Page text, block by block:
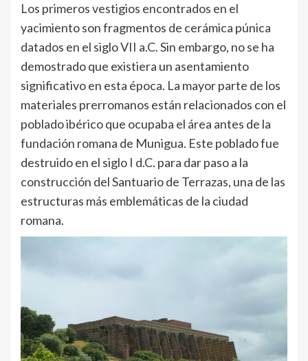
Los primeros vestigios encontrados en el
yacimiento son fragmentos de cerámica púnica
datados en el siglo VII a.C. Sin embargo, no se ha
demostrado que existiera un asentamiento
significativo en esta época. La mayor parte de los
materiales prerromanos están relacionados con el
poblado ibérico que ocupaba el área antes de la
fundación romana de Munigua. Este poblado fue
destruido en el siglo I d.C. para dar paso a la
construcción del Santuario de Terrazas, una de las
estructuras más emblemáticas de la ciudad
romana.